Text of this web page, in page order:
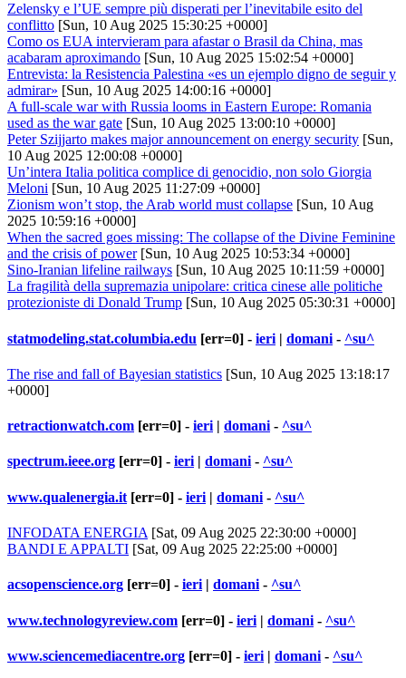
Zelensky e l’UE sempre più disperati per l’inevitabile esito del
conflitto [Sun, 10 Aug 2025 15:30:25 +0000]
Como os EUA intervieram para afastar o Brasil da China, mas
acabaram aproximando [Sun, 10 Aug 2025 15:02:54 +0000]
Entrevista: la Resistencia Palestina «es un ejemplo digno de seguir y
admirar» [Sun, 10 Aug 2025 14:00:16 +0000]
A full-scale war with Russia looms in Eastern Europe: Romania
used as the war gate [Sun, 10 Aug 2025 13:00:10 +0000]
Peter Szijjarto makes major announcement on energy security [Sun,
10 Aug 2025 12:00:08 +0000]
Un’intera Italia politica complice di genocidio, non solo Giorgia
Meloni [Sun, 10 Aug 2025 11:27:09 +0000]
Zionism won’t stop, the Arab world must collapse [Sun, 10 Aug
2025 10:59:16 +0000]
When the sacred goes missing: The collapse of the Divine Feminine
and the crisis of power[Sun, 10 Aug 2025 10:53:34 +0000]
Sino-Iranian lifeline railways [Sun, 10 Aug 2025 10:11:59 +0000]
La fragilità della supremazia unipolare: critica cinese alle politiche
protezioniste di Donald Trump [Sun, 10 Aug 2025 05:30:31 +0000]
statmodeling.stat.columbia.edu [err=0] - ieri | domani - ^su^
The rise and fall of Bayesian statistics [Sun, 10 Aug 2025 13:18:17
+0000]
retractionwatch.com [err=0] - ieri | domani - ^su^
spectrum.ieee.org [err=0] - ieri| domani- ^su^
www.qualenergia.it [err=0] - ieri | domani - ^su^
INFODATA ENERGIA [Sat, 09 Aug 2025 22:30:00 +0000]
BANDI E APPALTI [Sat, 09 Aug 2025 22:25:00 +0000]
acsopenscience.org [err=0] - ieri | domani - ^su^
www.technologyreview.com [err=0] - ieri | domani - ^su^
www.sciencemediacentre.org [err=0] - ieri | domani - ^su^